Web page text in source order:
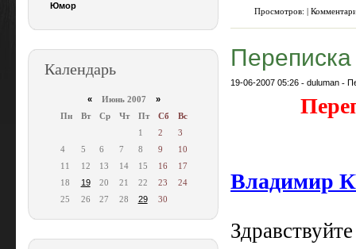
Юмор
Календарь
«Июнь 2007 »
Пн
Вт Ср Чт Пт Сб
Вс
1
2
3
4
5 6 7 8 9
10
11
12 13 14 15 16
17
18
19 20 21 22 23
24
25
26 27 28 29 30
Просмотров: |
19-06-2007 05:26 -duluman -
Владимир